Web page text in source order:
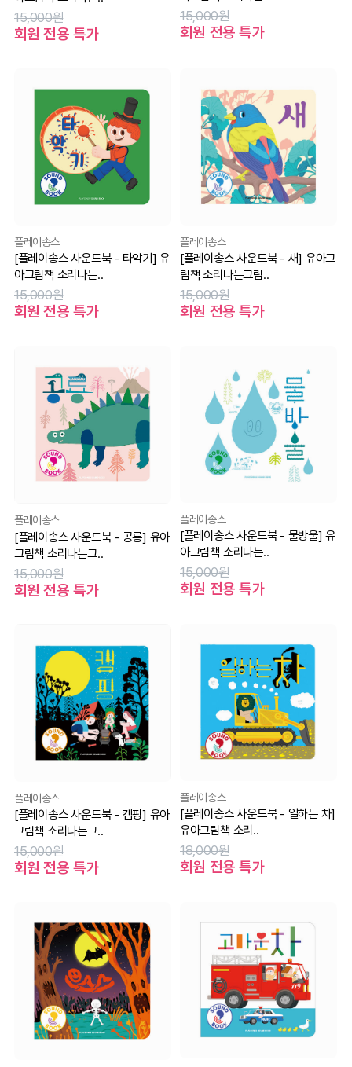
15,000원
회원 전용 특가
15,000원
회원 전용 특가
플레이송스
[플레이송스 사운드북 - 타악기] 유
아그림책 소리나는..
15,000원
회원 전용 특가
플레이송스
[플레이송스 사운드북 - 새] 유아그
림책 소리나는그림..
15,000원
회원 전용 특가
플레이송스
[플레이송스 사운드북 - 공룡] 유아
그림책 소리나는그..
15,000원
회원 전용 특가
플레이송스
[플레이송스 사운드북 - 물방울] 유
아그림책 소리나는..
15,000원
회원 전용 특가
플레이송스
[플레이송스 사운드북 - 캠핑] 유아
그림책 소리나는그..
15,000원
회원 전용 특가
플레이송스
[플레이송스 사운드북 - 일하는 차]
유아그림책 소리..
18,000원
회원 전용 특가